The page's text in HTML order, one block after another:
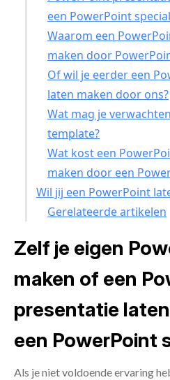
een PowerPoint
Waarom een
maken door
Of wil je eerder een
laten maken door ons?
Wat mag je
template?
Wat kost een
maken door een
Wil jij een PowerPoint
Gerelateerde artikelen
Zelf je eigen
maken of een
presentatie
een PowerPoint
Als je niet voldoende ervaring